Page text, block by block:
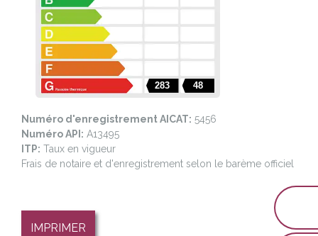
283 48
Numéro d'enregistrement AICAT: 5456
Numéro API: A13495
ITP: Taux en vigueur
Frais de notaire et d'enregistrement selon le barème officiel
IMPRIMER